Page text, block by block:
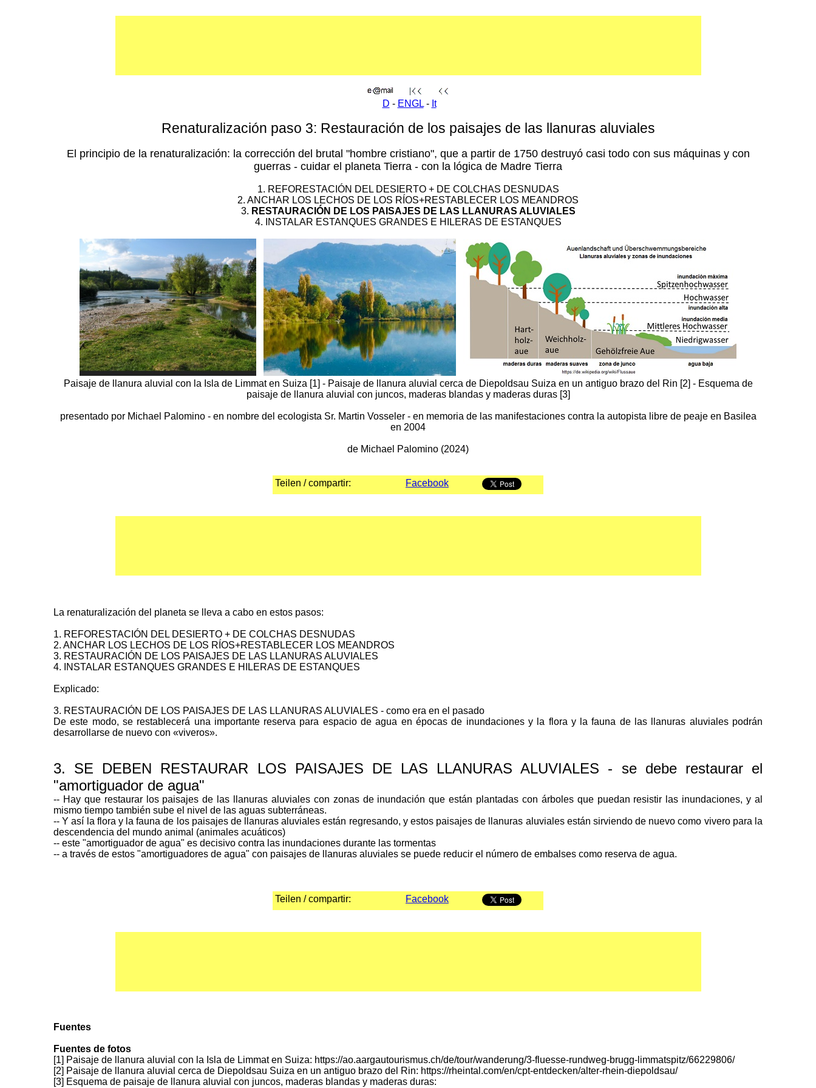
D - ENGL- It
Renaturalización paso 3: Restauración de los paisajes de las llanuras aluviales
El principio de la renaturalización: la corrección del brutal "hombre cristiano", que a partir de 1750 destruyó casi todo con sus máquinas y con
guerras - cuidar el planeta Tierra - con la lógica de Madre Tierra
1. REFORESTACIÓN DEL DESIERTO + DE COLCHAS DESNUDAS
2. ANCHAR LOS LECHOS DE LOS RÍOS+RESTABLECER LOS MEANDROS
3. RESTAURACIÓN DE LOS PAISAJES DE LAS LLANURAS ALUVIALES
4. INSTALAR ESTANQUES GRANDES E HILERAS DE ESTANQUES
Paisaje de llanura aluvial con la Isla de Limmat en Suiza [1] - Paisaje de llanura aluvial cerca de Diepoldsau Suiza en un antiguo brazo del Rin [2] - Esquema de
paisaje de llanura aluvial con juncos, maderas blandas y maderas duras [3]
presentado por Michael Palomino - en nombre del ecologista Sr. Martin Vosseler - en memoria de las manifestaciones contra la autopista libre de peaje en Basilea
en 2004
de Michael Palomino (2024)
Teilen / compartir: Facebook
La renaturalización del planeta se lleva a cabo en estos pasos:
1. REFORESTACIÓN DEL DESIERTO + DE COLCHAS DESNUDAS
2. ANCHAR LOS LECHOS DE LOS RÍOS+RESTABLECER LOS MEANDROS
3. RESTAURACIÓN DE LOS PAISAJES DE LAS LLANURAS ALUVIALES
4. INSTALAR ESTANQUES GRANDES E HILERAS DE ESTANQUES
Explicado:
3. RESTAURACIÓN DE LOS PAISAJES DE LAS LLANURAS ALUVIALES - como era en el pasado
De este modo, se restablecerá una importante reserva para espacio de agua en épocas de inundaciones y la flora y la fauna de las llanuras aluviales podrán
desarrollarse de nuevo con «viveros».
3. SE DEBEN RESTAURAR LOS PAISAJES DE LAS LLANURAS ALUVIALES - se debe restaurar el
"amortiguador de agua"
-- Hay que restaurar los paisajes de las llanuras aluviales con zonas de inundación que están plantadas con árboles que puedan resistir las inundaciones, y al
mismo tiempo también sube el nivel de las aguas subterráneas.
-- Y así la flora y la fauna de los paisajes de llanuras aluviales están regresando, y estos paisajes de llanuras aluviales están sirviendo de nuevo como vivero para la
descendencia del mundo animal (animales acuáticos)
-- este "amortiguador de agua" es decisivo contra las inundaciones durante las tormentas
-- a través de estos "amortiguadores de agua" con paisajes de llanuras aluviales se puede reducir el número de embalses como reserva de agua.
Teilen / compartir: Facebook
Fuentes
Fuentes de fotos
[1] Paisaje de llanura aluvial con la Isla de Limmat en Suiza: https://ao.aargautourismus.ch/de/tour/wanderung/3-fluesse-rundweg-brugg-limmatspitz/66229806/
[2] Paisaje de llanura aluvial cerca de Diepoldsau Suiza en un antiguo brazo del Rin: https://rheintal.com/en/cpt-entdecken/alter-rhein-diepoldsau/
[3] Esquema de paisaje de llanura aluvial con juncos, maderas blandas y maderas duras: